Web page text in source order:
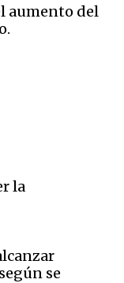
aumento del
la
se